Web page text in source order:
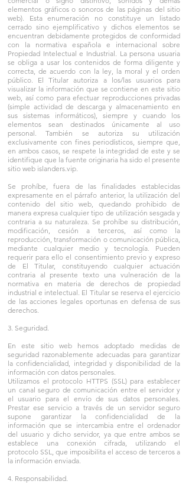
elementos gráficos o sonoros de las páginas del sitio
web). Esta enumeración no constituye un listado
cerrado sino ejemplificativo y dichos elementos se
encuentran debidamente protegidos de conformidad
con la normativa española e internacional sobre
Propiedad Intelectual e Industrial. La persona usuaria
se obliga a usar los contenidos de forma diligente y
correcta, de acuerdo con la ley, la moral y el orden
público. El Titular autoriza a los/las usuarios para
visualizar la información que se contiene en este sitio
web, así como para efectuar reproducciones privadas
(simple actividad de descarga y almacenamiento en
sus sistemas informáticos), siempre y cuando los
elementos sean destinados únicamente al uso
personal. También se autoriza su utilización
exclusivamente con fines periodísticos, siempre que,
en ambos casos, se respete la integridad de este y se
identifique que la fuente originaria ha sido el presente
sitio web islanders.vip.
Se prohíbe, fuera de las finalidades establecidas
expresamente en el párrafo anterior, la utilización del
contenido del sitio web, quedando prohibido de
manera expresa cualquier tipo de utilización sesgada y
contraria a su naturaleza. Se prohíbe su distribución,
modificación, cesión a terceros, así como la
reproducción, transformación o comunicación pública,
mediante cualquier medio y tecnología. Pueden
requerir para ello el consentimiento previo y expreso
de El Titular, constituyendo cualquier actuación
contraria al presente texto una vulneración de la
normativa en materia de derechos de propiedad
industrial e intelectual. El Titular se reserva el ejercicio
de las acciones legales oportunas en defensa de sus
derechos.
3. Seguridad.
En este sitio web hemos adoptado medidas de
seguridad razonablemente adecuadas para garantizar
la confidencialidad, integridad y disponibilidad de la
información con datos personales.
Utilizamos el protocolo HTTPS (SSL) para establecer
un canal seguro de comunicación entre el servidor y
el usuario para el envío de sus datos personales.
Prestar ese servicio a través de un servidor seguro
supone garantizar la confidencialidad de la
información que se intercambia entre el ordenador
del usuario y dicho servidor, ya que entre ambos se
establece una conexión cifrada, utilizando el
protocolo SSL, que imposibilita el acceso de terceros a
la información enviada.
4. Responsabilidad.